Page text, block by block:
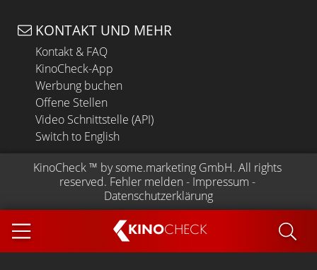
KINOCHECK
KONTAKT UND MEHR
Kontakt & FAQ
KinoCheck-App
Werbung buchen
Offene Stellen
Video Schnittstelle (API)
Switch to English
KinoCheck ™ by some.marketing GmbH. All rights
reserved. Fehler melden - Impressum -
Datenschutzerklärung